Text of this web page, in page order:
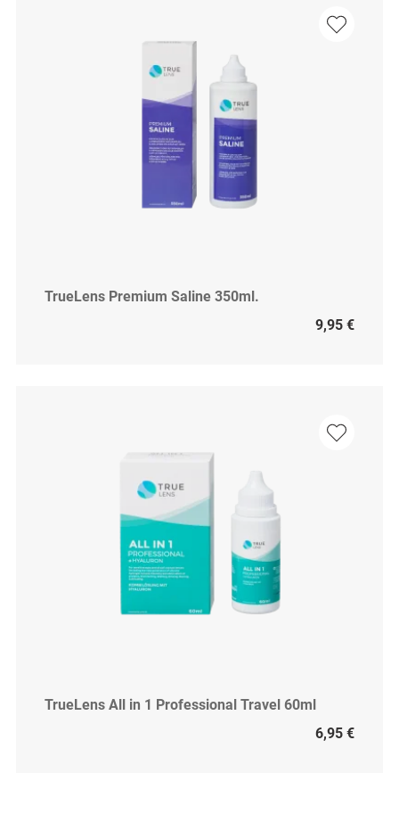
TrueLens Premium Saline 350ml.
9,95 €
TrueLens All in 1 Professional Travel 60ml
6,95 €